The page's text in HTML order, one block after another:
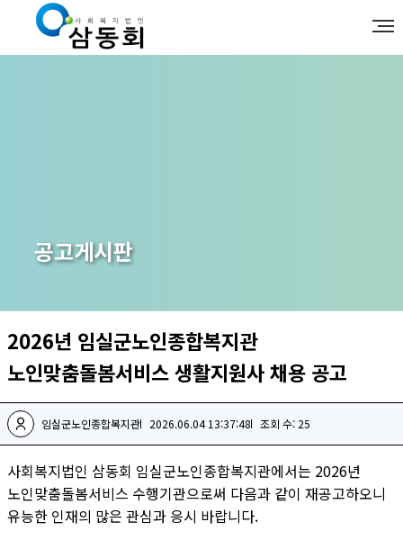
공고게시판
2026년 임실군노인종합복지관
노인맞춤돌봄서비스 생활지원사 채용 공고
임실군노인종합복지관 2026.06.04 13:37:48 조회 수: 25
사회복지법인 삼동회 임실군노인종합복지관에서는 2026년
노인맞춤돌봄서비스 수행기관으로써 다음과 같이 재공고하오니
유능한 인재의 많은 관심과 응시 바랍니다.